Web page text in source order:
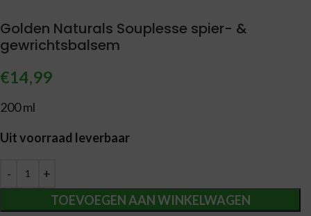
Golden Naturals Souplesse spier- &
gewrichtsbalsem
€14,99
200 ml
Uit voorraad leverbaar
TOEVOEGEN AAN WINKELWAGEN
Alternative: